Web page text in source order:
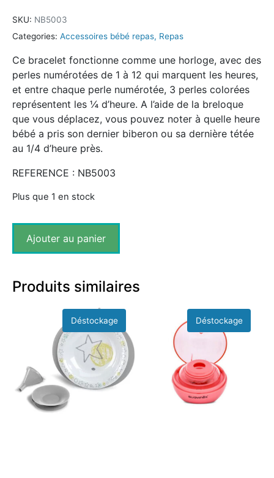
SKU: NB5003
Categories: Accessoires bébé repas, Repas
Ce bracelet fonctionne comme une horloge, avec des
perles numérotées de 1 à 12 qui marquent les heures,
et entre chaque perle numérotée, 3 perles colorées
représentent les ¼ d’heure. A l’aide de la breloque
que vous déplacez, vous pouvez noter à quelle heure
bébé a pris son dernier biberon ou sa dernière tétée
au 1/4 d’heure près.
REFERENCE : NB5003
Plus que 1 en stock
Ajouter au panier
Produits similaires